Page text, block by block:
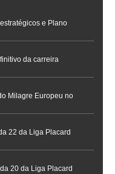
e Plano
da carreira
na Cidade do
Milagre Europeu no
22 da Liga Placard
20 da Liga Placard